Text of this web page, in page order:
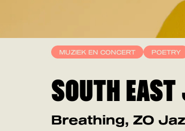
MUZIEK EN CONCERT POETRY
SOUTH
Breathing, ZO